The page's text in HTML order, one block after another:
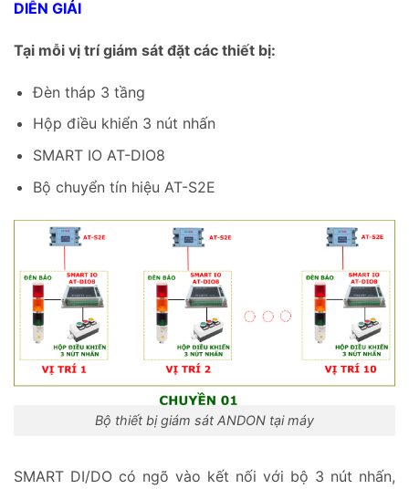
DIỄN GIẢI
Tại mỗi vị trí giám sát đặt các thiết bị:
Đèn tháp 3 tầng
Hộp điều khiển 3 nút nhấn
SMART IO AT-DIO8
Bộ chuyển tín hiệu AT-S2E
Bộ thiết bị giám sát ANDON tại máy
SMART DI/DO có ngõ vào kết nối với bộ 3 nút nhấn,